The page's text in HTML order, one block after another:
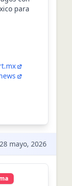
para
28 mayo, 2026